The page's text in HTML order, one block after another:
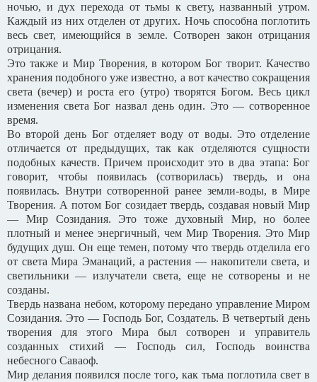
ночью, и дух перехода от тьмы к свету, названный утром.
Каждый из них отделен от других. Ночь способна поглотить
весь свет, имеющийся в земле. Сотворен закон отрицания
отрицания.
Это также и Мир Творения, в котором Бог творит. Качество
хранения подобного уже известно, а вот качество сокращения
света (вечер) и роста его (утро) творятся Богом. Весь цикл
изменения света Бог назвал день один. Это — сотворенное
время.
Во второй день Бог отделяет воду от воды. Это отделение
отличается от предыдущих, так как отделяются сущности
подобных качеств. Причем происходит это в два этапа: Бог
говорит, чтобы появилась (сотворилась) твердь, и она
появилась. Внутри сотворенной ранее земли-воды, в Мире
Творения. А потом Бог созидает твердь, создавая новый Мир
— Мир Созидания. Это тоже духовный Мир, но более
плотный и менее энергичный, чем Мир Творения. Это Мир
будущих душ. Он еще темен, потому что твердь отделила его
от света Мира Эманаций, а растения — накопители света, и
светильники — излучатели света, еще не сотворены и не
созданы.
Твердь названа небом, которому передано управление Миром
Созидания. Это — Господь Бог, Создатель. В четвертый день
творения для этого Мира был сотворен и управитель
созданных стихий — Господь сил, Господь воинства
небесного Саваоф.
Мир делания появился после того, как тьма поглотила свет в